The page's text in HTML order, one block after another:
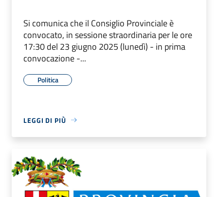
Si comunica che il Consiglio Provinciale è
convocato, in sessione straordinaria per le ore
17:30 del 23 giugno 2025 (lunedì) - in prima
convocazione -...
Politica
LEGGI DI PIÙ